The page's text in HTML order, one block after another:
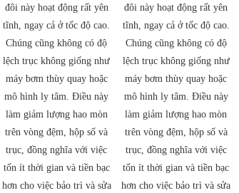
đôi này hoạt động rất yên
tĩnh, ngay cả ở tốc độ cao.
Chúng cũng không có độ
lệch trục không giống như
máy bơm thùy quay hoặc
mô hình ly tâm. Điều này
làm giảm lượng hao mòn
trên vòng đệm, hộp số và
trục, đồng nghĩa với việc
tốn ít thời gian và tiền bạc
hơn cho việc bảo trì và sửa
đôi này hoạt động rất yên
tĩnh, ngay cả ở tốc độ cao.
Chúng cũng không có độ
lệch trục không giống như
máy bơm thùy quay hoặc
mô hình ly tâm. Điều này
làm giảm lượng hao mòn
trên vòng đệm, hộp số và
trục, đồng nghĩa với việc
tốn ít thời gian và tiền bạc
hơn cho việc bảo trì và sửa